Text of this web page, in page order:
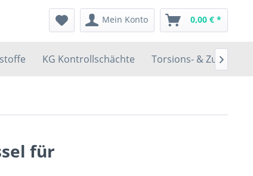
Mein Konto 0,00 € *
KG Kontrollschächte Torsions- & Zugfedern

für